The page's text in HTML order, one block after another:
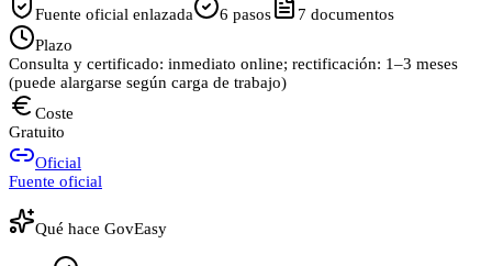
Fuente oficial enlazada
6 pasos 7 documentos
Plazo
Consulta y certificado: inmediato online; rectificación: 1–3 meses
(puede alargarse según carga de trabajo)
Coste
Gratuito
Oficial
Fuente oficial
Qué hace GovEasy